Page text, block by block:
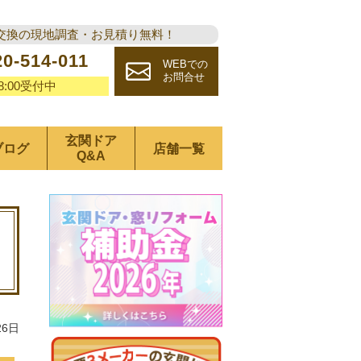
換の現地調査・お見積り無料！
514-011
受付中
WEBでの
お問合せ
ログ
玄関ドア
Q&A
店舗一覧
日